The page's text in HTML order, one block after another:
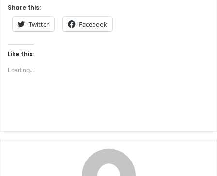
Share this:
Twitter Facebook
Like this:
Loading...